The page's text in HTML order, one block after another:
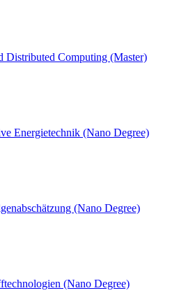
Computing (Master)
Energietechnik (Nano Degree)
(Nano Degree)
(Nano Degree)